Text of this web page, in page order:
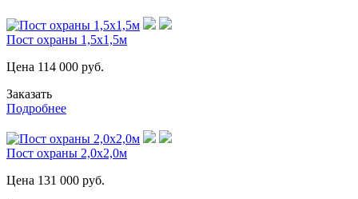
Пост охраны 1,5х1,5м
Цена 114 000 руб.
Заказать
Подробнее
Пост охраны 2,0х2,0м
Цена 131 000 руб.